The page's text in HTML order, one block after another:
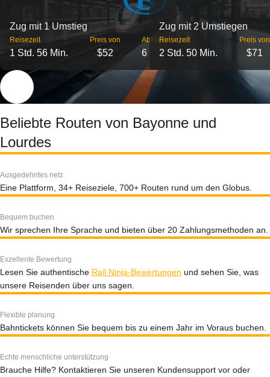
Zug mit 1 Umstieg
Reisezeit
1 Std. 56 Min.
Preis von
$52
Abflüge
6
Zug mit 2 Umstiegen
Reisezeit
2 Std. 50 Min.
Preis von
$71
Beliebte Routen von Bayonne und
Lourdes
Ausgedehntes netz
Eine Plattform, 34+ Reiseziele, 700+ Routen rund um den Globus.
Bequem buchen
Wir sprechen Ihre Sprache und bieten über 20 Zahlungsmethoden an.
Exzellente Bewertung
Lesen Sie authentische Rail Ninja-Bewertungen und sehen Sie, was
unsere Reisenden über uns sagen.
Flexible planung
Bahntickets können Sie bequem bis zu einem Jahr im Voraus buchen.
Echte menschliche unterstützung
Brauche Hilfe? Kontaktieren Sie unseren Kundensupport vor oder